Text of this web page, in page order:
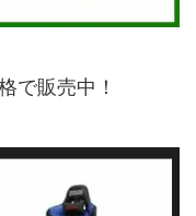
で販売中！